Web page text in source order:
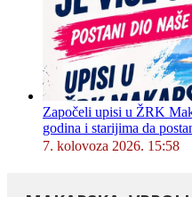
Započeli upisi u ŽRK
godina i starijima da
7. kolovoza 2026. 15:58